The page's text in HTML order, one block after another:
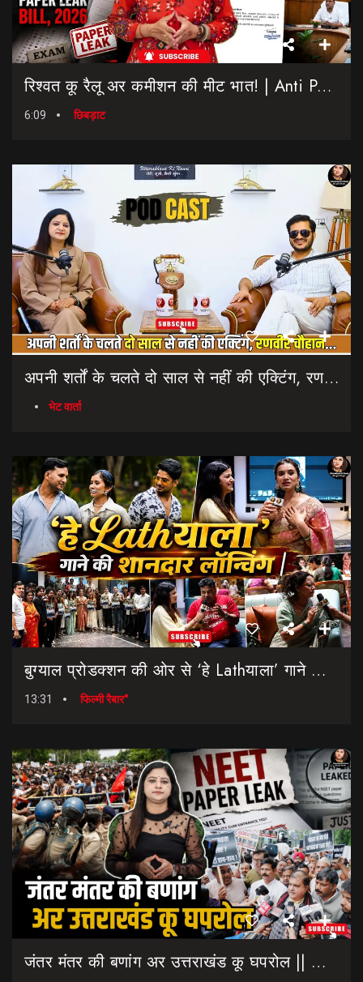
रिश्वत कू रैलू अर कमीशन की मीट भात! | Anti Paper Leak Bill 2026 | Saptahik Chhiprat
6:09 छिबड़ाट
अपनी शर्तों के चलते दो साल से नहीं की एक्टिंग, रणवीर चौहान || Uttarakhand Cinema Untold Secrets
भेट वार्ता
बुग्याल प्रोडक्शन की ओर से ‘हे Lathयाला’ गाने की शानदार लॉन्चिंग || Hey Lathyala || Garhwali Song
13:31 फिल्मी रैबार"
जंतर मंतर की बणांग अर उत्तराखंड कू घपरोल || NEET Paper Leak || Dharmendra Pradhan Resigns